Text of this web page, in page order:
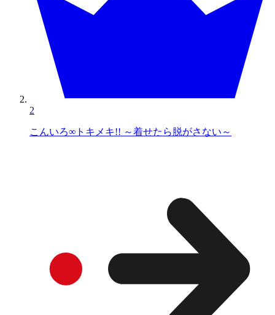
2
こんいろ∞トキメキ!! ～着せたら脱がさない～